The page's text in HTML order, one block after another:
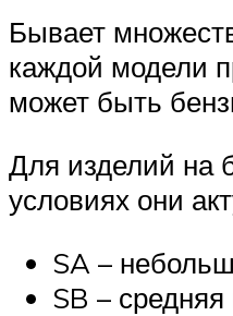
Бывает
каждой модели
может быть
Для изделий на
условиях они
SA –
SB – средняя